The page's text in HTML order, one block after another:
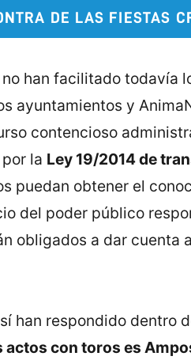
DE LAS FIESTAS
han facilitado
ayuntamientos y
contencioso
la Ley 19/2014 de
puedan obtener el
del poder público
obligados a dar
han respondido dentro
con toros es